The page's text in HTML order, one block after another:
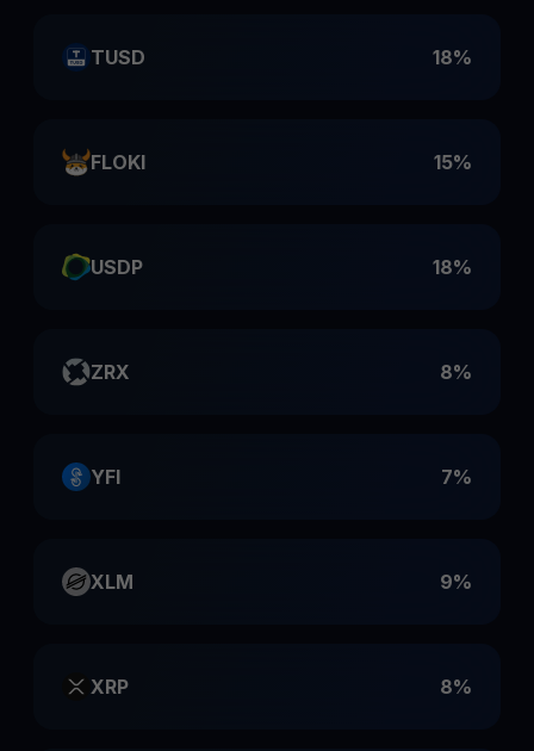
TUSD 18%
FLOKI 15%
USDP 18%
ZRX 8%
YFI 7%
XLM 9%
XRP 8%